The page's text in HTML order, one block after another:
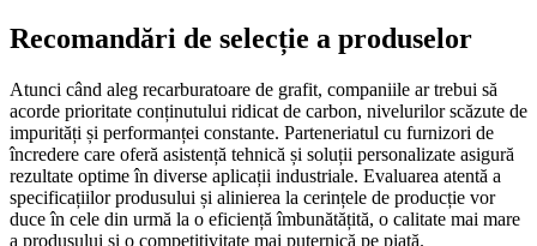
Recomandări de selecție a produselor
Atunci când aleg recarburatoare de grafit, companiile ar trebui să
acorde prioritate conținutului ridicat de carbon, nivelurilor scăzute de
impurități și performanței constante. Parteneriatul cu furnizori de
încredere care oferă asistență tehnică și soluții personalizate asigură
rezultate optime în diverse aplicații industriale. Evaluarea atentă a
specificațiilor produsului și alinierea la cerințele de producție vor
duce în cele din urmă la o eficiență îmbunătățită, o calitate mai mare
a produsului și o competitivitate mai puternică pe piață.